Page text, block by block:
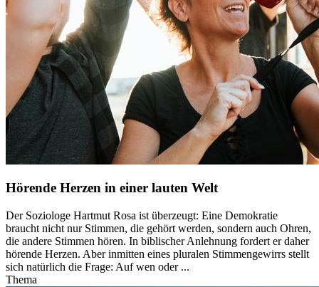
Hörende Herzen in einer lauten Welt
Der Soziologe Hartmut Rosa ist überzeugt: Eine Demokratie
braucht nicht nur Stimmen, die gehört werden, sondern auch Ohren,
die andere Stimmen hören. In biblischer Anlehnung fordert er daher
hörende Herzen. Aber inmitten eines pluralen Stimmengewirrs stellt
sich natürlich die Frage: Auf wen oder ...
Thema